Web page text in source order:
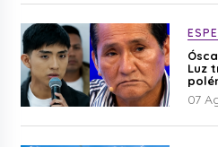
Luz
07